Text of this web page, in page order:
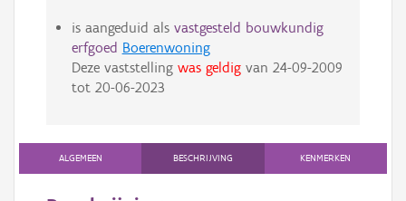
is aangeduid als vastgesteld bouwkundig
erfgoed Boerenwoning
Deze vaststelling was geldigvan 24-09-2009
tot 20-06-2023
ALGEMEEN BESCHRIJVING KENMERKEN